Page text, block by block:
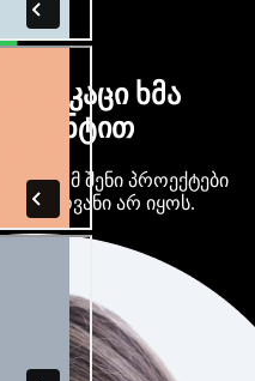
ხმა
აქცენტით
რომ შენი პროექტები
არ იყოს.